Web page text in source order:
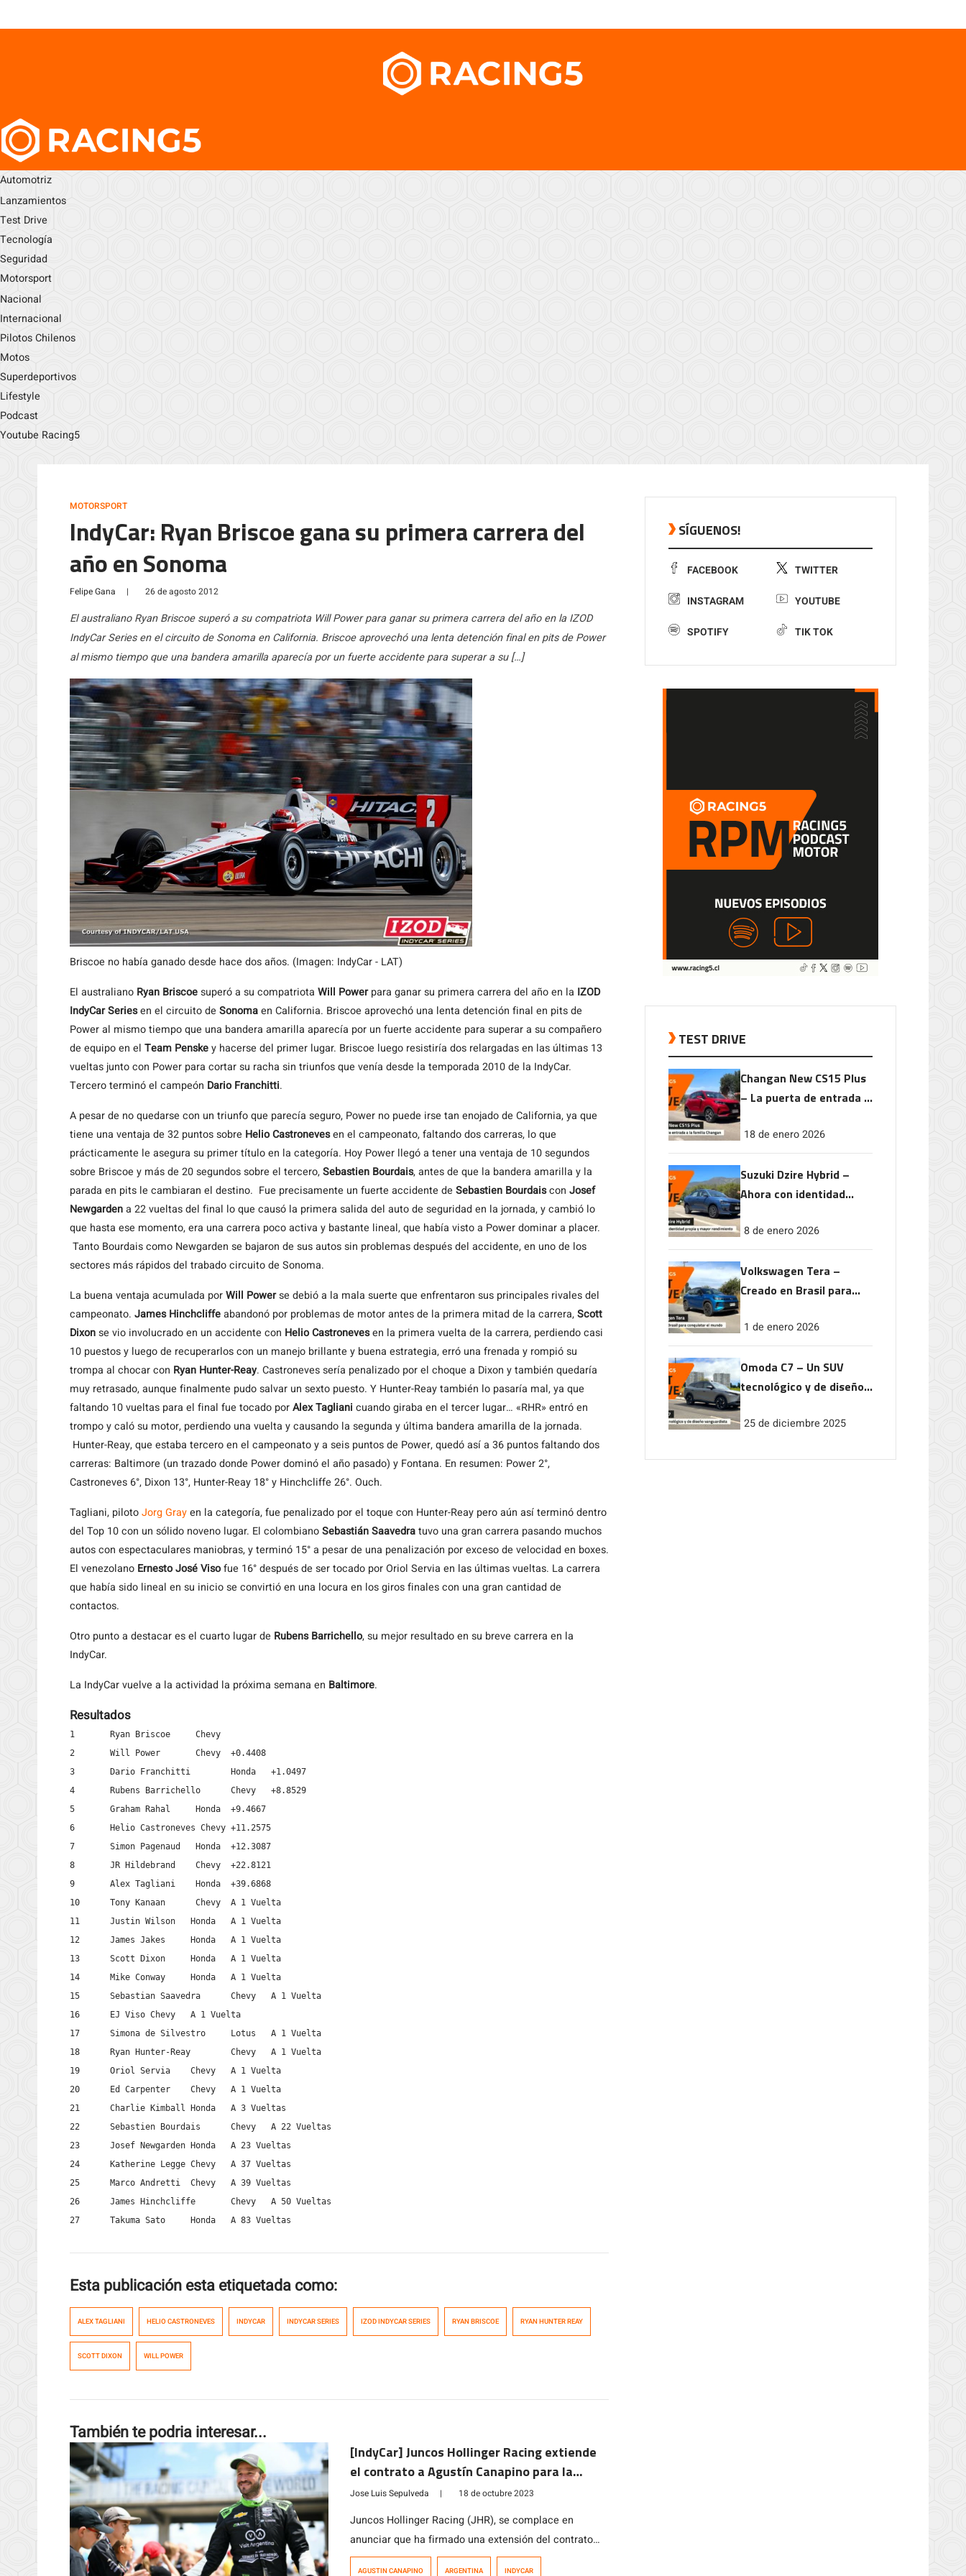
Automotriz
Lanzamientos
Test Drive
Tecnología
Seguridad
Motorsport
Nacional
Internacional
Pilotos Chilenos
Motos
Superdeportivos
Lifestyle
Podcast
Youtube Racing5
MOTORSPORT
IndyCar: Ryan Briscoe gana su primera carrera del
año en Sonoma
Felipe Gana | 26 de agosto 2012
El australiano Ryan Briscoe superó a su compatriota Will Power para ganar su primera carrera del año en la IZOD
IndyCar Series en el circuito de Sonoma en California. Briscoe aprovechó una lenta detención final en pits de Power
al mismo tiempo que una bandera amarilla aparecía por un fuerte accidente para superar a su […]
Briscoe no había ganado desde hace dos años. (Imagen: IndyCar - LAT)
El australiano Ryan Briscoesuperó a su compatriota Will Powerpara ganar su primera carrera del año en la IZOD
IndyCar Seriesen el circuito de Sonomaen California. Briscoe aprovechó una lenta detención final en pits de
Power al mismo tiempo que una bandera amarilla aparecía por un fuerte accidente para superar a su compañero
de equipo en el Team Penskey hacerse del primer lugar. Briscoe luego resistiría dos relargadas en las últimas 13
vueltas junto con Power para cortar su racha sin triunfos que venía desde la temporada 2010 de la IndyCar.
Tercero terminó el campeón Dario Franchitti.
A pesar de no quedarse con un triunfo que parecía seguro, Power no puede irse tan enojado de California, ya que
tiene una ventaja de 32 puntos sobre Helio Castronevesen el campeonato, faltando dos carreras, lo que
prácticamente le asegura su primer título en la categoría. Hoy Power llegó a tener una ventaja de 10 segundos
sobre Briscoe y más de 20 segundos sobre el tercero,Sebastien Bourdais, antes de que la bandera amarilla y la
parada en pits le cambiaran el destino. Fue precisamente un fuerte accidente de Sebastien Bourdaiscon Josef
Newgardena 22 vueltas del final lo que causó la primera salida del auto de seguridad en la jornada, y cambió lo
que hasta ese momento, era una carrera poco activa y bastante lineal, que había visto a Power dominar a placer.
Tanto Bourdais como Newgarden se bajaron de sus autos sin problemas después del accidente, en uno de los
sectores más rápidos del trabado circuito de Sonoma.
La buena ventaja acumulada porWill Powerse debió a la mala suerte que enfrentaron sus principales rivales del
campeonato. James Hinchcliffeabandonó por problemas de motor antes de la primera mitad de la carrera,Scott
Dixonse vio involucrado en un accidente con Helio Castronevesen la primera vuelta de la carrera, perdiendo casi
10 puestos y luego de recuperarlos con un manejo brillante y buena estrategia, erró una frenada y rompió su
trompa al chocar con Ryan Hunter-Reay. Castroneves sería penalizado por el choque a Dixon y también quedaría
muy retrasado, aunque finalmente pudo salvar un sexto puesto. Y Hunter-Reay también lo pasaría mal, ya que
faltando 10 vueltas para el final fue tocado porAlex Tagliani cuando giraba en el tercer lugar… «RHR» entró en
trompo y caló su motor, perdiendo una vuelta y causando la segunda y última bandera amarilla de la jornada.
Hunter-Reay, que estaba tercero en el campeonato y a seis puntos de Power, quedó así a 36 puntos faltando dos
carreras: Baltimore (un trazado donde Power dominó el año pasado) y Fontana. En resumen: Power 2°,
Castroneves 6°, Dixon 13°, Hunter-Reay 18° y Hinchcliffe 26°. Ouch.
Tagliani, pilotoJorg Grayen la categoría, fue penalizado por el toque con Hunter-Reay pero aún así terminó dentro
del Top 10 con un sólido noveno lugar. El colombianoSebastián Saavedratuvo una gran carrera pasando muchos
autos con espectaculares maniobras, y terminó 15° a pesar de una penalización por exceso de velocidad en boxes.
El venezolano Ernesto José Visofue 16° después de ser tocado por Oriol Servia en las últimas vueltas. La carrera
que había sido lineal en su inicio se convirtió en una locura en los giros finales con una gran cantidad de
contactos.
Otro punto a destacar es el cuarto lugar de Rubens Barrichello, su mejor resultado en su breve carrera en la
IndyCar.
La IndyCar vuelve a la actividad la próxima semana en Baltimore.
Resultados
1	Ryan Briscoe	 Chevy
2	Will Power	 Chevy	+0.4408
3	Dario Franchitti	Honda	+1.0497
4	Rubens Barrichello	Chevy	+8.8529
5	Graham Rahal	 Honda	+9.4667
6	Helio Castroneves Chevy	+11.2575
7	Simon Pagenaud	 Honda	+12.3087
8	JR Hildebrand	 Chevy	+22.8121
9	Alex Tagliani	 Honda	+39.6868
10	Tony Kanaan	 Chevy	A 1 Vuelta
11	Justin Wilson	Honda   A 1 Vuelta
12	James Jakes	Honda	A 1 Vuelta
13	Scott Dixon	Honda	A 1 Vuelta
14	Mike Conway	Honda	A 1 Vuelta
15	Sebastian Saavedra	Chevy	A 1 Vuelta
16	EJ Viso	Chevy	A 1 Vuelta
17	Simona de Silvestro	Lotus	A 1 Vuelta
18	Ryan Hunter-Reay	Chevy	A 1 Vuelta
19	Oriol Servia	Chevy	A 1 Vuelta
20	Ed Carpenter	Chevy	A 1 Vuelta
21	Charlie Kimball	Honda	A 3 Vueltas
22	Sebastien Bourdais	Chevy	A 22 Vueltas
23	Josef Newgarden	Honda	A 23 Vueltas
24	Katherine Legge	Chevy	A 37 Vueltas
25	Marco Andretti	Chevy	A 39 Vueltas
26	James Hinchcliffe	Chevy	A 50 Vueltas
27	Takuma Sato	Honda	A 83 Vueltas
Esta publicación esta etiquetada como:
ALEX TAGLIANI HELIO CASTRONEVES INDYCAR INDYCAR SERIES IZOD INDYCAR SERIES RYAN BRISCOE RYAN HUNTER REAY
SCOTT DIXON WILL POWER
También te podria interesar...
[IndyCar] Juncos Hollinger Racing extiende
el contrato a Agustín Canapino para la
temporada 2024
Jose Luis Sepulveda | 18 de octubre 2023
Juncos Hollinger Racing (JHR), se complace en
anunciar que ha firmado una extensión del contrato
con Agustín Canapino. De esta forma “El Titan”
AGUSTIN CANAPINO ARGENTINA INDYCAR
SÍGUENOS!
FACEBOOK TWITTER
INSTAGRAM YOUTUBE
SPOTIFY TIK TOK
TEST DRIVE
Changan New CS15 Plus
– La puerta de entrada a
18 de enero 2026
Suzuki Dzire Hybrid –
Ahora con identidad
rendimiento
8 de enero 2026
Volkswagen Tera –
Creado en Brasil para
1 de enero 2026
Omoda C7 – Un SUV
tecnológico y de diseño
25 de diciembre 2025